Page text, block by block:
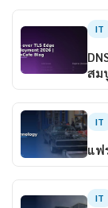
IT
สม
IT
แฟ
IT